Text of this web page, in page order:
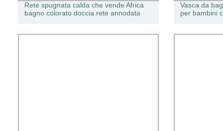
Rete spugnata calda che vende Africa
bagno colorato doccia rete annodata
Vasca da
per bambini